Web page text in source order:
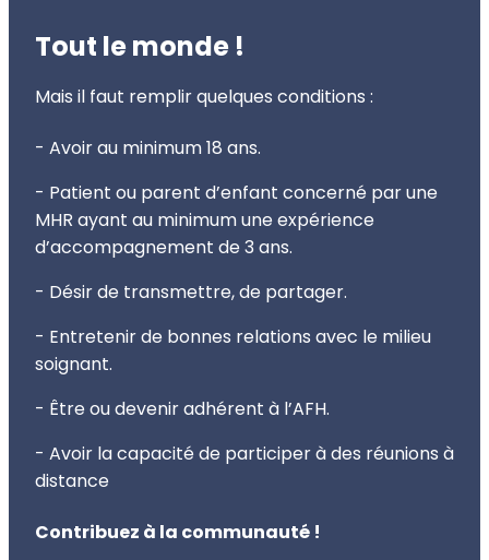
Tout le monde !
Mais il faut remplir quelques conditions :
- Avoir au minimum 18 ans.
- Patient ou parent d’enfant concerné par une
MHR ayant au minimum une expérience
d’accompagnement de 3 ans.
- Désir de transmettre, de partager.
- Entretenir de bonnes relations avec le milieu
soignant.
- Être ou devenir adhérent à l’AFH.
- Avoir la capacité de participer à des réunions à
distance
Contribuez à la communauté !